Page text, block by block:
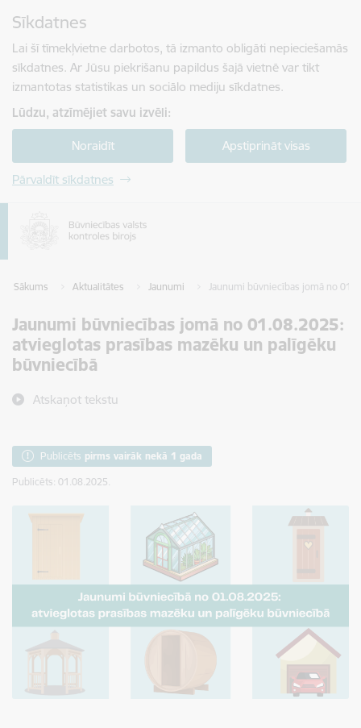
Sīkdatnes
Lai šī tīmekļvietne darbotos, tā izmanto obligāti nepieciešamās
sīkdatnes. Ar Jūsu piekrišanu papildus šajā vietnē var tikt
izmantotas statistikas un sociālo mediju sīkdatnes.
Lūdzu, atzīmējiet savu izvēli:
Noraidīt Apstiprināt visas
Pārvaldīt sīkdatnes
Sākums Aktualitātes Jaunumi Jaunumi būvniecības jomā no
Jaunumi būvniecības jomā no 01.08.2025:
atvieglotas prasības mazēku un palīgēku
būvniecībā
Atskaņot tekstu
Publicēts pirms vairāk nekā 1 gada
Publicēts: 01.08.2025.